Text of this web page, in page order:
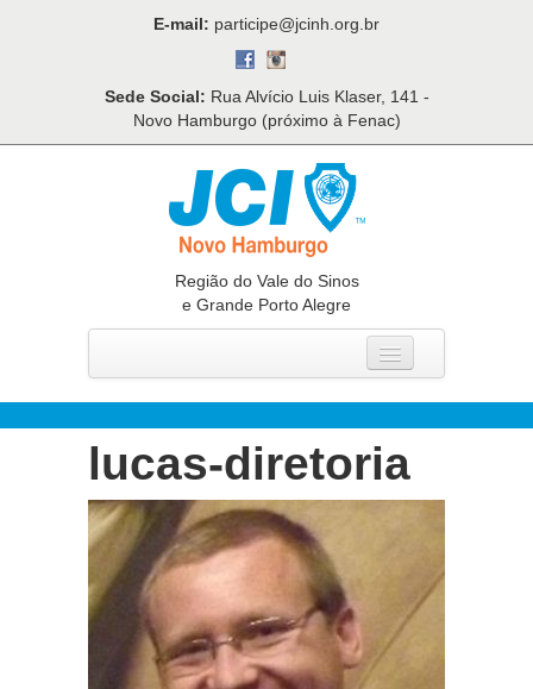
E-mail: participe@jcinh.org.br
Sede Social: Rua Alvício Luis Klaser, 141 -
Novo Hamburgo (próximo à Fenac)
Região do Vale do Sinos
e Grande Porto Alegre
Projetos
História
Contato
Fique Por Dentro
lucas-diretoria